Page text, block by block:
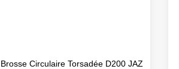
Brosse Circulaire Torsadée D200 JAZ